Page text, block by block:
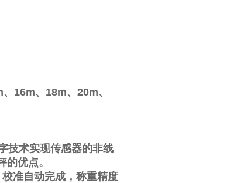
、 16m、 18m、 20m、
技术实现传感器的非线
优点。
准自动完成，称重精度